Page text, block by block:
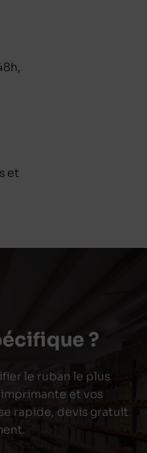
et
?
le ruban le plus
et vos
rapide, devis gratuit